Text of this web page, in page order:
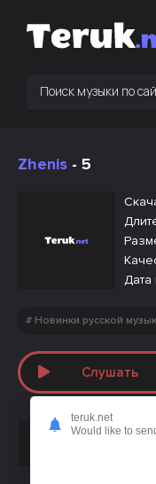
Zhenis - 5
Дата
Новинки русской
Слушать
teruk.net
Would like to